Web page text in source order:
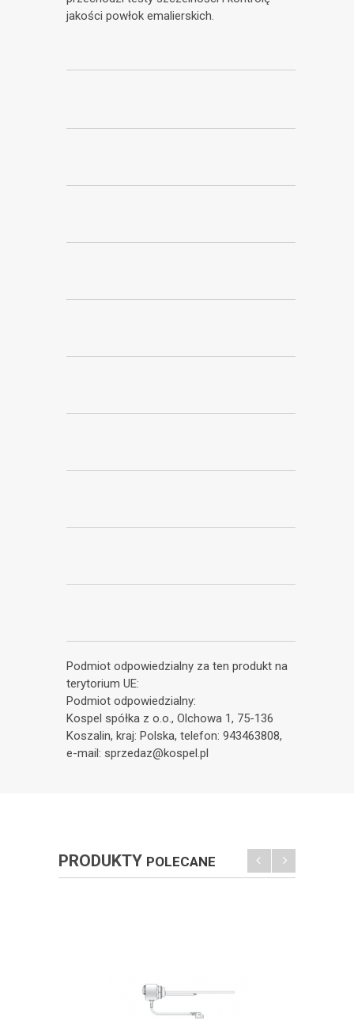
jakości powłok emalierskich.
Podmiot odpowiedzialny za ten produkt na
terytorium UE:
Podmiot odpowiedzialny:
Kospel spółka z o.o., Olchowa 1, 75-136
Koszalin, kraj: Polska, telefon: 943463808,
e-mail: sprzedaz@kospel.pl
PRODUKTY POLECANE